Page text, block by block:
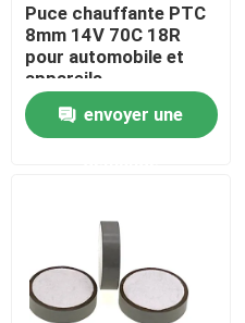
Puce chauffante PTC
8mm 14V 70C 18R
pour automobile et
appareils
électroménagers
envoyer une